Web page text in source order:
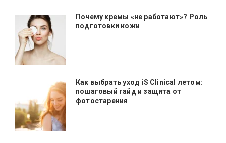
Почему кремы «не работают»? Роль
подготовки кожи
Как выбрать уход iS Clinical летом:
пошаговый гайд и защита от
фотостарения